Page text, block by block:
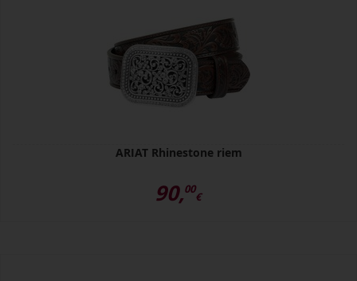
ARIAT Rhinestone riem
90,00
€